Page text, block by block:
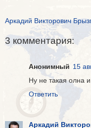
Аркадий Викторович
3 комментария:
Анонимный 15
Ну не такая олна
Ответить
Аркадий